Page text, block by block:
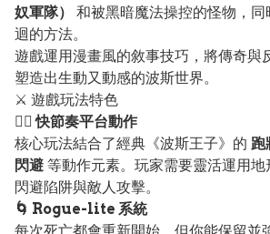
奴軍隊）
和被黑暗魔法操控的怪物，
迴的方法。
遊戲運用漫畫風的敘事技巧，將傳奇與
塑造出生動又動感的波斯世界。
⚔️ 遊戲玩法特色
🏃‍♂️ 快節奏平台動作
核心玩法結合了經典《波斯王子》的 跑
閃避 等動作元素。玩家需要靈活運用
閃避陷阱與敵人攻擊。
🌀 Rogue-lite 系統
每次死亡都會重新開始，但你能保留並